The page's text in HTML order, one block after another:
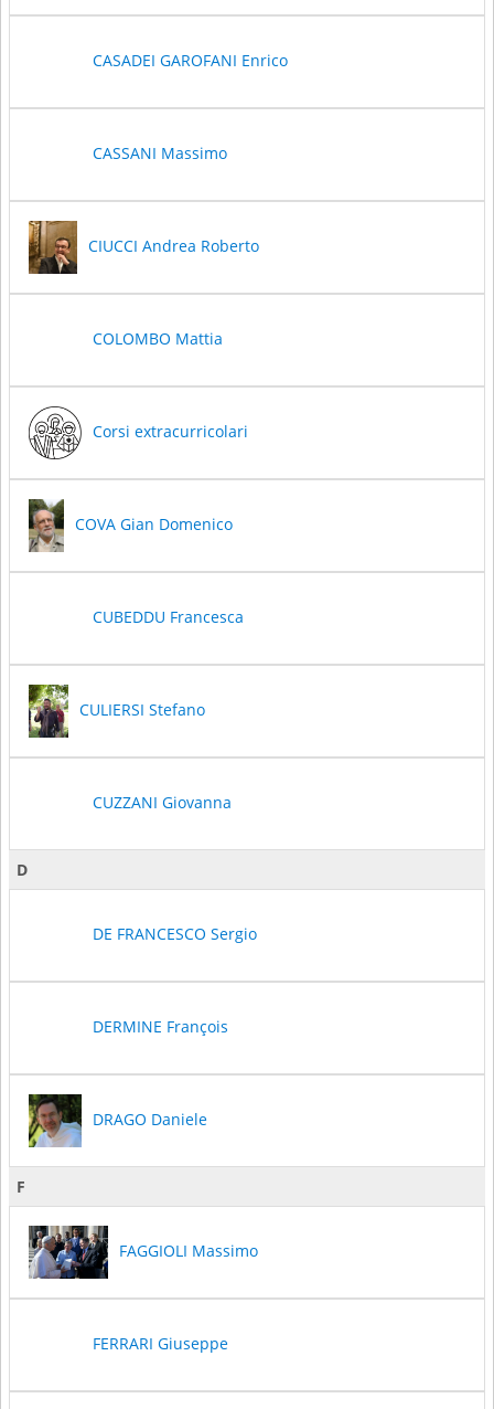
CASADEI GAROFANI Enrico
CASSANI Massimo
CIUCCI Andrea Roberto
COLOMBO Mattia
Corsi extracurricolari
COVA Gian Domenico
CUBEDDU Francesca
CULIERSI Stefano
CUZZANI Giovanna
D
DE FRANCESCO Sergio
DERMINE François
DRAGO Daniele
F
FAGGIOLI Massimo
FERRARI Giuseppe